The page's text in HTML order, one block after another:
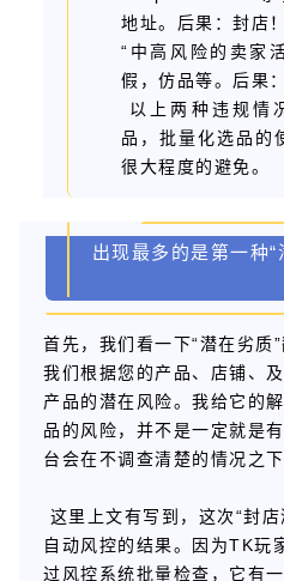
地址。后果：封店！
“中高风险的卖家
假，仿品等。后果
以上两种违规情
品，批量化选品的
很大程度的避免。
出现最多的是第一种
首先，我们看一下“潜在劣质
我们根据您的产品、店铺、
产品的潜在风险。我给它的
品的风险，并不是一定就是
台会在不调查清楚的情况之
这里上文有写到，这次“封
自动风控的结果。因为TK玩
过风控系统批量检查，它有